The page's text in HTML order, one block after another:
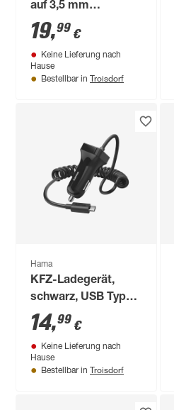
auf 3,5 mm
Audiobuchse weiß
19,99 €
Keine Lieferung nach
Hause
Bestellbar in Troisdorf
Hama
KFZ-Ladegerät,
schwarz, USB Type-
C, 2,4 A
14,99 €
Keine Lieferung nach
Hause
Bestellbar in Troisdorf